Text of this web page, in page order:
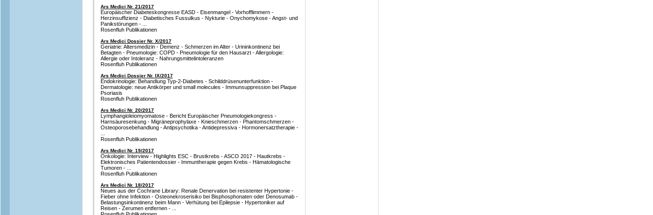
Ars Medici Nr. 21/2017
Europäischer Diabeteskongresse EASD - Eisenmangel - Vorhofflimmern -
Herzinsuffizienz - Diabetisches Fussulkus - Nykturie - Onychomykose - Angst- und
Panikstörungen - ...
Rosenfluh Publikationen
Ars Medici Dossier Nr. X/2017
Geriatrie: Altersmedizin - Demenz - Schmerzen im Alter - Urininkontinenz bei
Betagten - Pneumologie: COPD - Pneumologie für den Hausarzt - Allergologie:
Allergie oder Intoleranz - Nahrungsmittelintoleranzen
Rosenfluh Publikationen
Ars Medici Dossier Nr. IX/2017
Endokrinologie: Behandlung Typ-2-Diabetes - Schilddrüsenunterfunktion -
Dermatologie: neue Antikörper und small molecules - Immunsuppression bei Plaque
Psoriasis
Rosenfluh Publikationen
Ars Medici Nr. 20/2017
Lymphangioleiomyomatose - Bericht Europäischer Pneumologiekongress -
Harnsäuresenkung - Migräneprophylaxe - Knieschmerzen - Phantomschmerzen -
Osteoporosebehandlung - Antipsychotika - Antidepressiva - Hormonersatztherapie -
Rosenfluh Publikationen
Ars Medici Nr. 19/2017
Onkologie: Interview - Highlights ESC - Brustkrebs - ASCO 2017 - Hautkrebs -
Elektronisches Patientendossier - Immuntherapie gegen Krebs - Hämatologische
Tumoren - ...
Rosenfluh Publikationen
Ars Medici Nr. 18/2017
Neues aus der Cochrane Library: Renale Denervation bei resistenter Hypertonie -
Fieber ohne Infektion - Osteonekroserisiko bei Bisphosphonaten oder Denosumab -
Belastungsinkontinenz beim Mann - Verhütung bei Epilepsie - Hypertoniker auf
Reisen - Zerumen entfernen - ...